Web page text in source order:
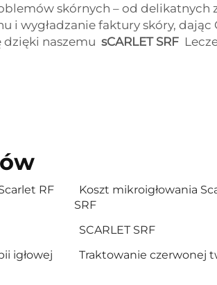
skórnych – od
wygładzanie faktury skóry, dając
dzięki naszemu sCARLET SRF
RF
Koszt mikroigłowania
SRF
SCARLET SRF
igłowej
Traktowanie czerwonej